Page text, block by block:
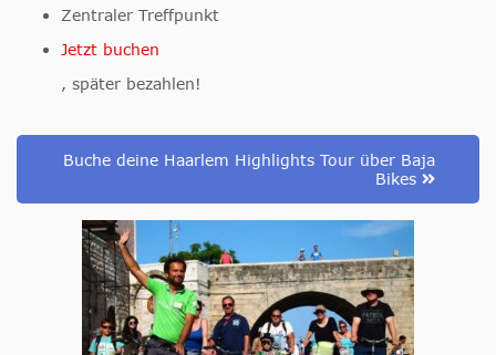
Zentraler Treffpunkt
Jetzt buchen
, später bezahlen!
Buche deine Haarlem Highlights Tour über Baja
Bikes